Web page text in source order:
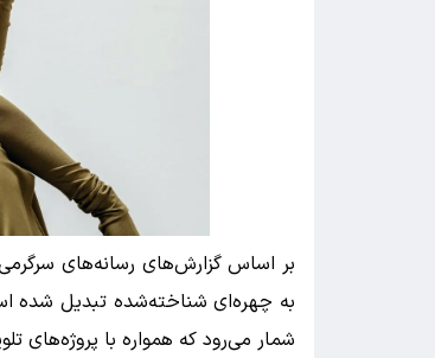
بر اساس گزارش‌های رسانه‌های
به چهره‌ای شناخته‌شده تبدیل شده
شمار می‌رود که همواره با پروژه‌های